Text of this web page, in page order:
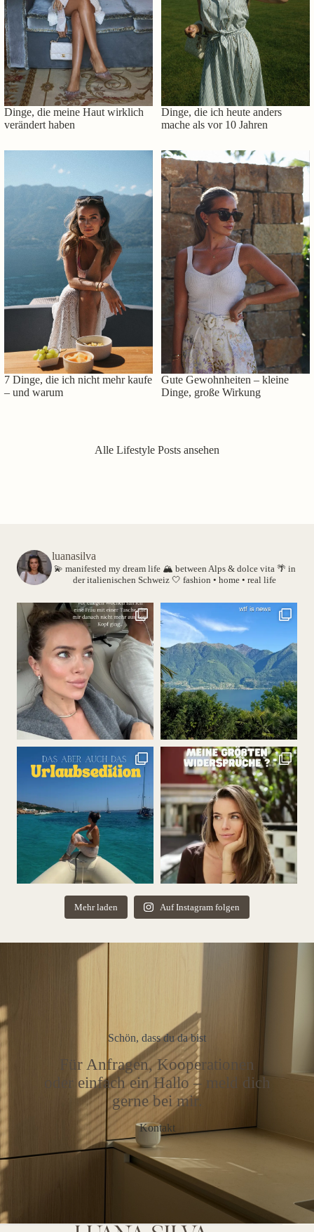
Dinge, die meine Haut wirklich
verändert haben
Dinge, die ich heute anders
mache als vor 10 Jahren
7 Dinge, die ich nicht mehr kaufe
– und warum
Gute Gewohnheiten – kleine
Dinge, große Wirkung
Alle Lifestyle Posts ansehen
luanasilva
💫 manifested my dream life 🏔️ between Alps & dolce vita 🌴 in
der italienischen Schweiz 🤍 fashion • home • real life
Mehr laden Auf Instagram folgen
Schön, dass du da bist
Für Anfragen, Kooperationen
oder einfach ein Hallo – meld dich
gerne bei mir.
Kontakt